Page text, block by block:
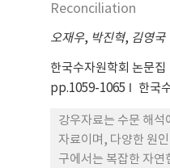
Reconciliation
오재우, 박진혁, 김영국
한국수자원학회 논문집
pp.1059-1065
한국
강우자료는 수문 해석
자료이며, 다양한 원
구에서는 복잡한 자연